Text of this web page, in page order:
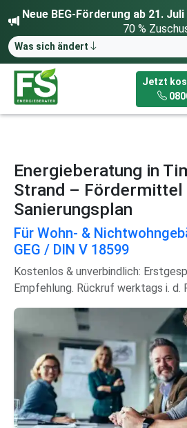
Neue BEG-Förderung ab 21. Juli
70 %
Was sich ändert
Jetzt
Energieberatung in
Strand – Fördermittel
Sanierungsplan
Für Wohn- &
GEG / DIN V 18599
Kostenlos & unverbindlich:
Empfehlung. Rückruf werktags i. d.